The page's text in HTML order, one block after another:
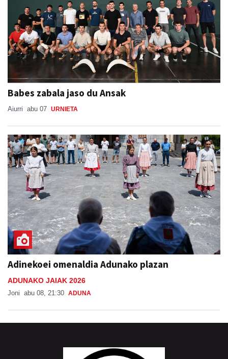
Babes zabala jaso du Ansak
Aiurri abu 07 URNIETA
Adinekoei omenaldia Adunako plazan
ADUNAKO JAIAK 2026
Joni abu 08, 21:30 ADUNA